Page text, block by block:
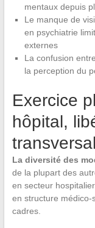
mentaux depuis
Le manque de
en psychiatrie
externes
La confusion
la perception du
Exercice
hôpital,
La diversité des
de la plupart des
en secteur
en structure médico-
cadres.